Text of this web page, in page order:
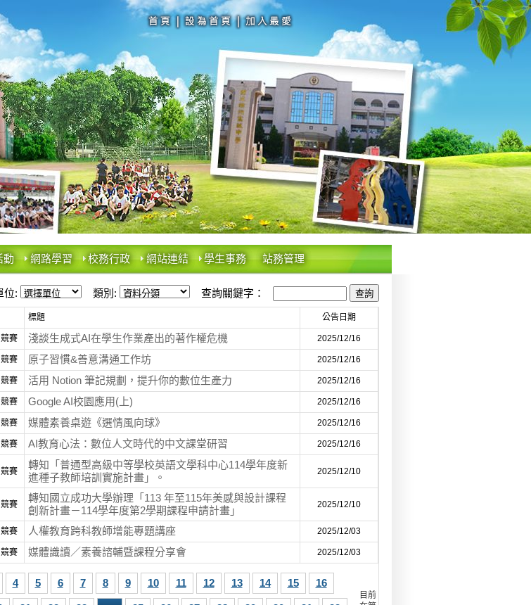
動 網路學習 校務行政 網站連結 學生事務 站務管理
位: 類別: 查詢關鍵字：
標題 公告日期
賽 淺談生成式AI在學生作業產出的著作權危機 2025/12/16
賽 原子習慣&善意溝通工作坊 2025/12/16
賽 活用 Notion 筆記規劃，提升你的數位生產力 2025/12/16
賽 Google AI校園應用(上) 2025/12/16
賽 媒體素養桌遊《選情風向球》 2025/12/16
賽 AI教育心法：數位人文時代的中文課堂研習 2025/12/16
賽
轉知「普通型高級中等學校英語文學科中心114學年度新
進種子教師培訓實施計畫」。
2025/12/10
賽
轉知國立成功大學辦理「113 年至115年美感與設計課程
創新計畫－114學年度第2學期課程申請計畫」
2025/12/10
賽 人權教育跨科教師增能專題講座 2025/12/03
賽 媒體識讀／素養諮輔暨課程分享會 2025/12/03
4 5 6 7 8 9 10 11 12 13 14 15 16
目前